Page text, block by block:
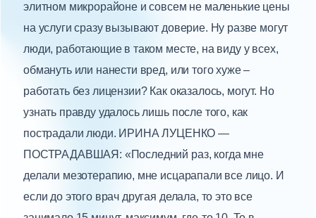
элитном микрорайоне и совсем не маленькие цены
на услуги сразу вызывают доверие. Ну разве могут
люди, работающие в таком месте, на виду у всех,
обмануть или нанести вред, или того хуже –
работать без лицензии? Как оказалось, могут. Но
узнать правду удалось лишь после того, как
пострадали люди. ИРИНА ЛУЦЕНКО —
ПОСТРАДАВШАЯ: «Последний раз, когда мне
делали мезотерапию, мне исцарапали все лицо. И
если до этого врач другая делала, то это все